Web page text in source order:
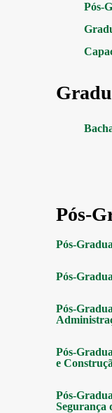
Pós-
Pós-
Pós-
Pós-
Pós-
Pós-
e
Pós-
Segurança